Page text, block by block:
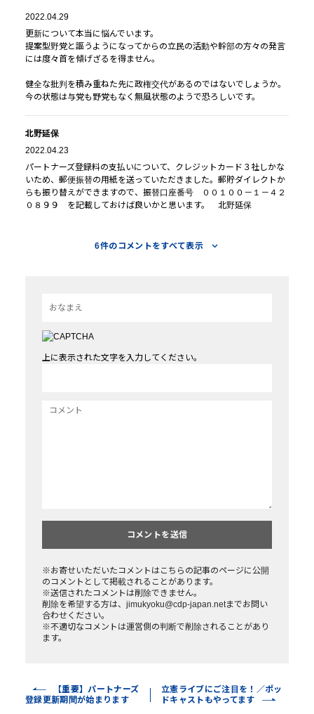
2022.04.29
更新について本当に悩んでいます。
提案型野党と謳うようになってからの立民の活動や幹部の方々の発言
には度々首を傾げざるを得ません。
健全な批判を積み重ねた先に政権交代があるのではないでしょうか。
今の状態は与党も野党もなく無風状態のようで恐ろしいです。
北野延保
2022.04.23
パートナーズ登録料の支払いについて、クレジットカード３社しかな
いため、郵便振替の用紙を送っていただきました。郵貯ダイレクトか
らも振り替えができますので、振替口座番号 ００１００－１－４２
０８９９ を記載しておけば良いかと思います。 北野延保
宮城光夫
2022.04.22
再度ご案内いただけませんか？
2022.04.22
6件のコメントをすべて表示
上に表示された文字を入力してください。
※お寄せいただいたコメントはこちらの記事のページに公開
のコメントとして掲載されることがあります。
※送信されたコメントは削除できません。
削除を希望する方は、jimukyoku@cdp-japan.netまでお問い
合わせください。
※不適切なコメントは運営側の判断で削除されることがあり
ます。
【重要】パートナーズ
登録更新期間が始まります
立憲ライブにご注目を！／ポッ
ドキャストもやってます